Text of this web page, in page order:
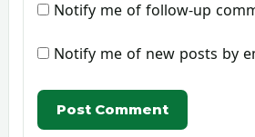
Notify me of follow-up
Notify me of new posts by